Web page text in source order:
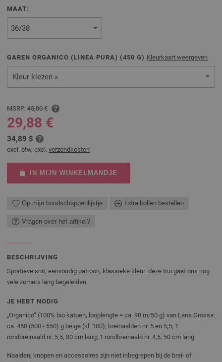
MAAT:
GAREN ORGANICO (LINEA PURA) (450 G) Kleurkaart weergeven
Kleur kiezen »
MSRP: 45,00 €
29,88 €
34,89 $
excl. btw, excl. verzendkosten
IN MIJN WINKELMANDJE
Op mijn boodschappenlijstje Extra bollen bestellen
Vragen over het artikel?
BESCHRIJVING
Sportieve snit, eenvoudig patroon, klassieke kleur: deze trui gaat ons nog
vele zomers lang begeleiden.
JE HEBT NODIG
„Organico“ (100% bio katoen, looplengte = ca. 90 m/50 g) van Lana Grossa:
ca. 450 (500 - 550) g beige (kl. 100); breinaalden nr. 5 en 5,5; 1
rondbreinaald nr. 5,5, 80 cm lang; 1 rondbreinaald nr. 4,5, 50 cm lang
Naalden, knopen en accessoires zijn niet inbegrepen bij de brei- of